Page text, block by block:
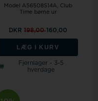
Model A56508S14A
Club
Time børne ur
DKR 198,00160,00
LÆG I KURV
Fjernlager - 3-5
hverdage